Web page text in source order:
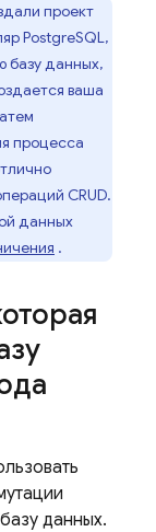
проект
PostgreSQL,
базу данных,
ваша
процесса
CRUD.
данных
.
данных.